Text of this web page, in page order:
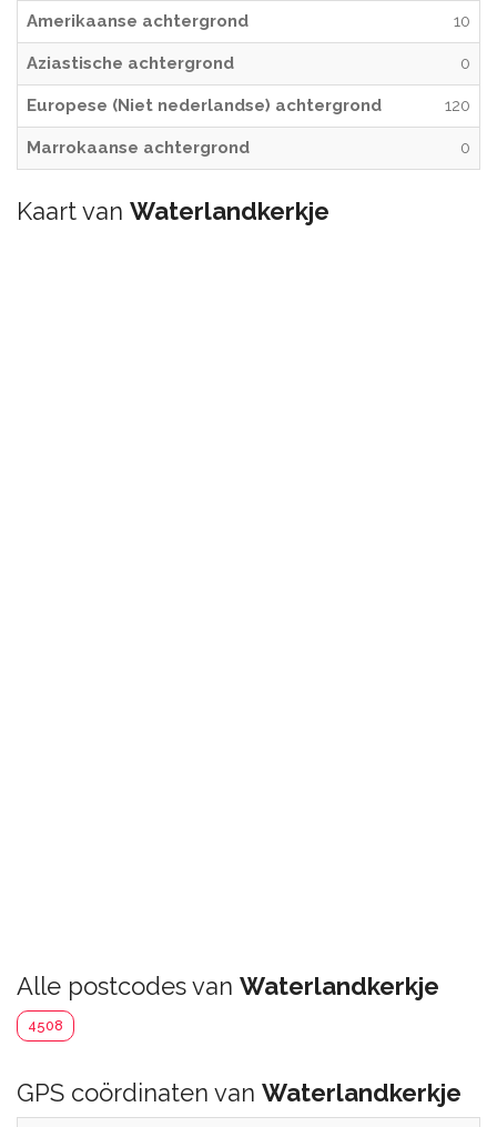
Amerikaanse achtergrond 10
Aziastische achtergrond 0
Europese (Niet nederlandse) achtergrond 120
Marrokaanse achtergrond 0
Kaart van Waterlandkerkje
Alle postcodes van Waterlandkerkje
4508
GPS coördinaten van Waterlandkerkje